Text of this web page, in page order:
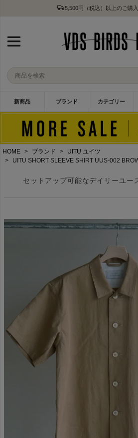
5,500円（税込）以上のご購
新商品 ブランド カテゴリー
HOME ブランド
UITU ユイツ
UITU SHORT SLEEVE SHIRT UUS-002
セットアップ可能なデイリーユー